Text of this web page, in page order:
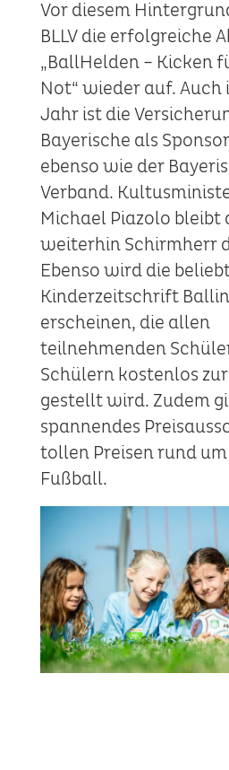
Vor diesem
BLLV die erfolgreiche
„BallHelden – Kicken
Not“ wieder auf. Auch
Jahr ist die
Bayerische als
ebenso wie der
Verband.
Michael Piazolo bleibt
weiterhin Schirmherr
Ebenso wird die
Kinderzeitschrift
erscheinen, die allen
teilnehmenden
Schülern kostenlos
gestellt wird. Zudem
spannendes
tollen Preisen rund
Fußball.